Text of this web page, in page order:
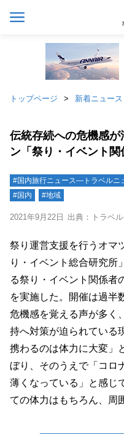
トップページ 新着ニュース
伝統存続への危機感
ン「祭り・イベント関
#国内旅行ニュース―トラベルニ
#国内
#地域
2021年9月22日 出典：トラベ
祭り運営支援を行うオマ
り・イベント総合研究所
る祭り・イベント関係者
を実施した。開催は過半
危機感を覚える声が多く
持へ対策が迫られている
携わるのは体力に大変」
ぼり、そのうえで「コロ
薄くなっている」と感じ
ての体力はもちろん、周